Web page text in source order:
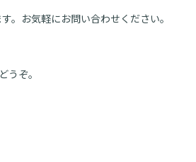
。お気軽にお問い合わせください。
うぞ。